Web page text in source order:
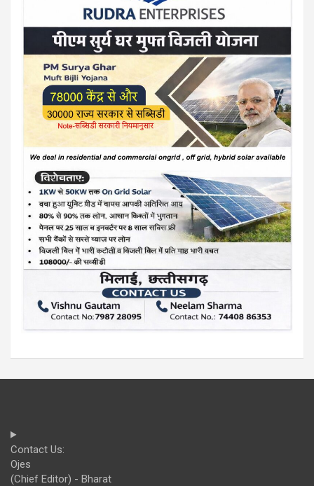
Contact Us:
Ojes
(Chief Editor) - Bharat